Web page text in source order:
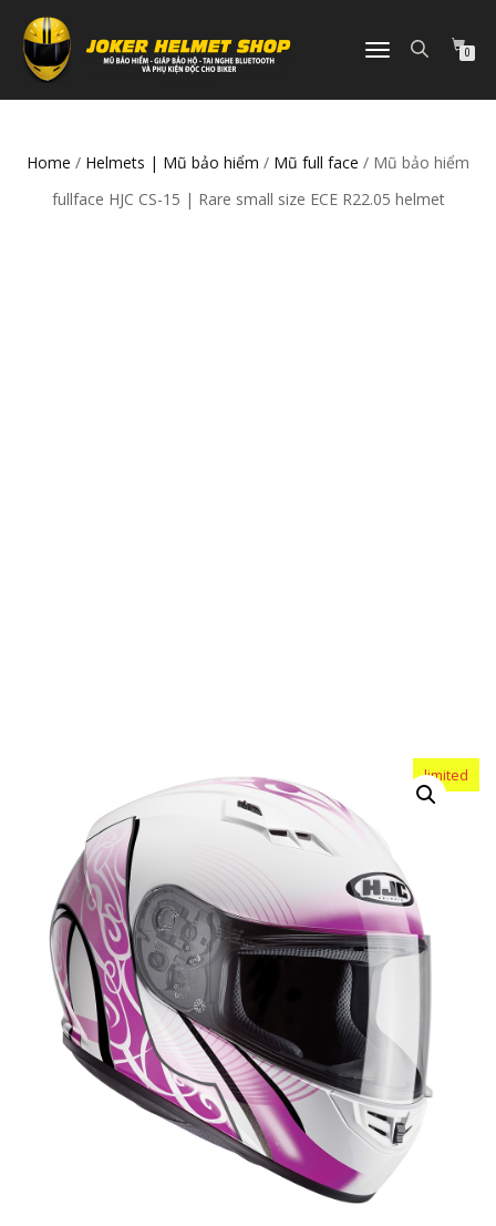
TOGGLE
0
Home / Helmets | Mũ bảo hiểm / Mũ full face / Mũ bảo hiểm
fullface HJC CS-15 | Rare small size ECE R22.05 helmet
limited